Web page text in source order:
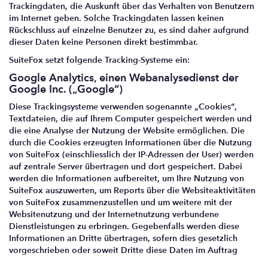
Trackingdaten, die Auskunft über das Verhalten von Benutzern
im Internet geben. Solche Trackingdaten lassen keinen
Rückschluss auf einzelne Benutzer zu, es sind daher aufgrund
dieser Daten keine Personen direkt bestimmbar.
SuiteFox setzt folgende Tracking-Systeme ein:
Google Analytics, einen Webanalysedienst der
Google Inc. („Google“)
Diese Trackingsysteme verwenden sogenannte „Cookies“,
Textdateien, die auf Ihrem Computer gespeichert werden und
die eine Analyse der Nutzung der Website ermöglichen. Die
durch die Cookies erzeugten Informationen über die Nutzung
von SuiteFox (einschliesslich der IP-Adressen der User) werden
auf zentrale Server übertragen und dort gespeichert. Dabei
werden die Informationen aufbereitet, um Ihre Nutzung von
SuiteFox auszuwerten, um Reports über die Websiteaktivitäten
von SuiteFox zusammenzustellen und um weitere mit der
Websitenutzung und der Internetnutzung verbundene
Dienstleistungen zu erbringen. Gegebenfalls werden diese
Informationen an Dritte übertragen, sofern dies gesetzlich
vorgeschrieben oder soweit Dritte diese Daten im Auftrag